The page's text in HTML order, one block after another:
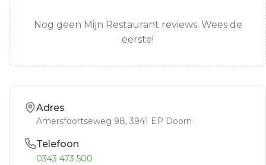
Nog geen Mijn Restaurant reviews. Wees de
eerste!
Adres
Amersfoortseweg 98, 3941 EP Doorn
Telefoon
0343 473 500